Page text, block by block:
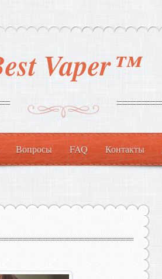
Vaper™
Вопросы FAQ Контакты